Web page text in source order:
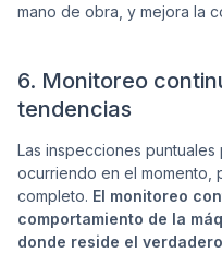
mano de obra, y mejora la
6. Monitoreo
tendencias
Las inspecciones
ocurriendo en el momento,
completo. El monitoreo
comportamiento de la
donde reside el